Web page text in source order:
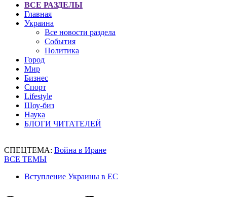
ВСЕ РАЗДЕЛЫ
Главная
Украина
Все новости раздела
События
Политика
Город
Мир
Бизнес
Спорт
Lifestyle
Шоу-биз
Наука
БЛОГИ ЧИТАТЕЛЕЙ
СПЕЦТЕМА: Война в Иране
ВСЕ ТЕМЫ
Вступление Украины в ЕС